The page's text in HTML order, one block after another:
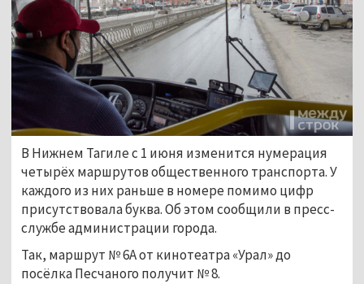
В Нижнем Тагиле с 1 июня изменится нумерация
четырёх маршрутов общественного транспорта. У
каждого из них раньше в номере помимо цифр
присутствовала буква. Об этом сообщили в пресс-
службе администрации города.
Так, маршрут № 6А от кинотеатра «Урал» до
посёлка Песчаного получит № 8.